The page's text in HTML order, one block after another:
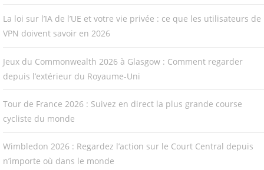
La loi sur l’IA de l’UE et votre vie privée : ce que les utilisateurs de
VPN doivent savoir en 2026
Jeux du Commonwealth 2026 à Glasgow : Comment regarder
depuis l’extérieur du Royaume-Uni
Tour de France 2026 : Suivez en direct la plus grande course
cycliste du monde
Wimbledon 2026 : Regardez l’action sur le Court Central depuis
n’importe où dans le monde